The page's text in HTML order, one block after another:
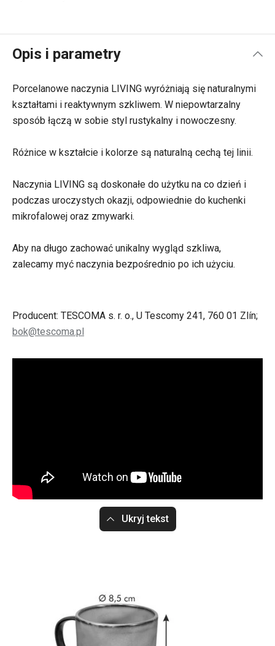
Opis i parametry
Porcelanowe naczynia LIVING wyróżniają się naturalnymi
kształtami i reaktywnym szkliwem. W niepowtarzalny
sposób łączą w sobie styl rustykalny i nowoczesny.
Różnice w kształcie i kolorze są naturalną cechą tej linii.
Naczynia LIVING są doskonałe do użytku na co dzień i
podczas uroczystych okazji, odpowiednie do kuchenki
mikrofalowej oraz zmywarki.
Aby na długo zachować unikalny wygląd szkliwa,
zalecamy myć naczynia bezpośrednio po ich użyciu.
Producent: TESCOMA s. r. o., U Tescomy 241, 760 01 Zlín;
bok@tescoma.pl
Ukryj tekst